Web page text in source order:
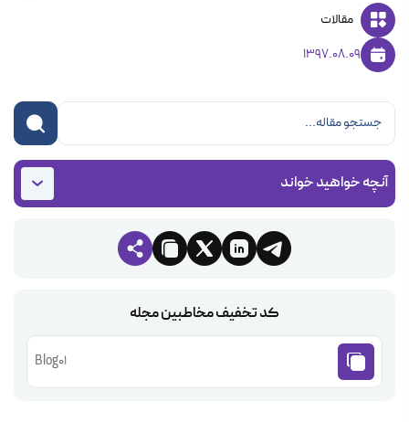
مقالات
1397.08.09
آنچه خواهید خواند
کد تخفیف مخاطبین مجله
Blog01